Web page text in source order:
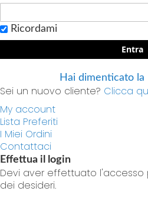
Ricordami
Entra
Hai dimenticato la
Sei un nuovo cliente? Clicca
My account
Lista Preferiti
I Miei Ordini
Contattaci
Effettua il login
Devi aver effettuato l'accesso
dei desideri.